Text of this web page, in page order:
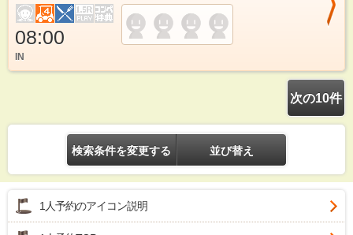
08:00
IN
次の10件
検索条件を変更する 並び替え
1人予約のアイコン説明